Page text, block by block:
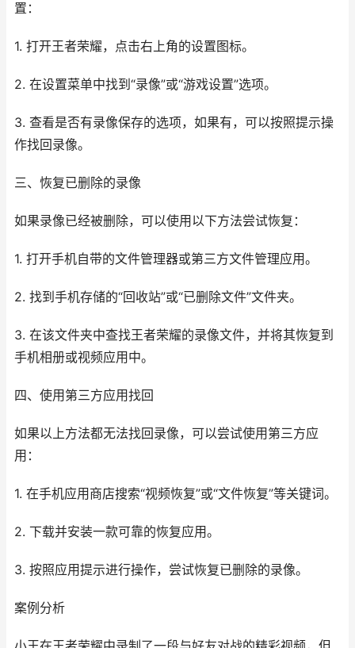
置：
1. 打开王者荣耀，点击右上角的设置图标。
2. 在设置菜单中找到“录像”或“游戏设置”选项。
3. 查看是否有录像保存的选项，如果有，可以按照提示操
作找回录像。
三、恢复已删除的录像
如果录像已经被删除，可以使用以下方法尝试恢复：
1. 打开手机自带的文件管理器或第三方文件管理应用。
2. 找到手机存储的“回收站”或“已删除文件”文件夹。
3. 在该文件夹中查找王者荣耀的录像文件，并将其恢复到
手机相册或视频应用中。
四、使用第三方应用找回
如果以上方法都无法找回录像，可以尝试使用第三方应
用：
1. 在手机应用商店搜索“视频恢复”或“文件恢复”等关键词。
2. 下载并安装一款可靠的恢复应用。
3. 按照应用提示进行操作，尝试恢复已删除的录像。
案例分析